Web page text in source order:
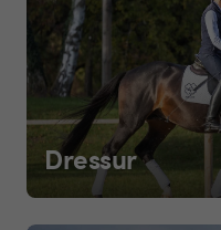
Dressur